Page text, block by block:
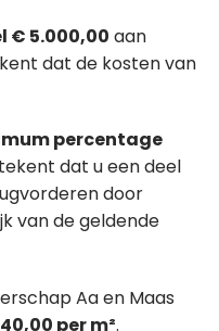
€ 5.000,00 aan
dat de kosten van
percentage
dat u een deel
door
van de geldende
Aa en Maas
per m².